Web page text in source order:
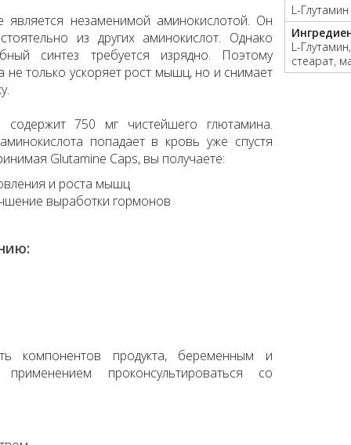
незаменимой аминокислотой. Он
из других аминокислот. Однако
синтез требуется изрядно. Поэтому
только ускоряет рост мышц, но и снимает
содержит 750 мг чистейшего глютамина.
попадает в кровь уже спустя
Glutamine Caps, вы получаете:
и роста мышц
выработки гормонов
компонентов продукта, беременным и
проконсультироваться со
L-Глутамин
L-
стеарат,